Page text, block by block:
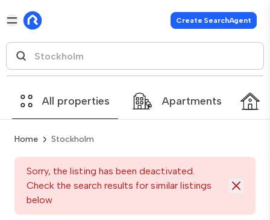
Create SearchAgent
All properties Apartments
Home Stockholm
Sorry, the listing has been deactivated.
Check the search results for similar listings
below